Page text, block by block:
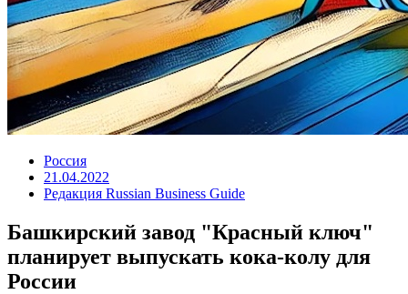
Россия
21.04.2022
Редакция Russian Business Guide
Башкирский завод "Красный ключ"
планирует выпускать кока-колу для
России